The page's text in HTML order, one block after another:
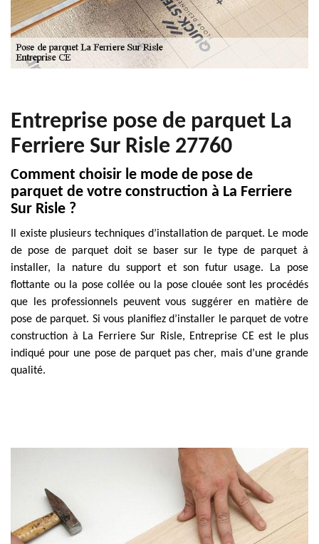
Entreprise pose de parquet La
Ferriere Sur Risle 27760
Comment choisir le mode de pose de
parquet de votre construction à La Ferriere
Sur Risle ?
Il existe plusieurs techniques d’installation de parquet. Le mode
de pose de parquet doit se baser sur le type de parquet à
installer, la nature du support et son futur usage. La pose
flottante ou la pose collée ou la pose clouée sont les procédés
que les professionnels peuvent vous suggérer en matière de
pose de parquet. Si vous planifiez d’installer le parquet de votre
construction à La Ferriere Sur Risle, Entreprise CE est le plus
indiqué pour une pose de parquet pas cher, mais d’une grande
qualité.